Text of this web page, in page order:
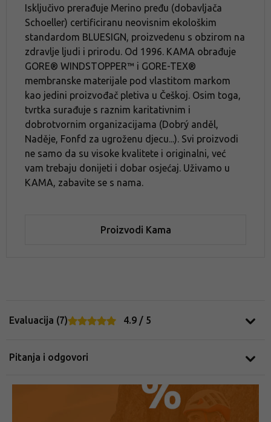
Isključivo prerađuje Merino pređu (dobavljača
Schoeller) certificiranu neovisnim ekološkim
standardom BLUESIGN, proizvedenu s obzirom na
zdravlje ljudi i prirodu. Od 1996. KAMA obrađuje
GORE® WINDSTOPPER™ i GORE-TEX®
membranske materijale pod vlastitom markom
kao jedini proizvođač pletiva u Češkoj. Osim toga,
tvrtka surađuje s raznim karitativnim i
dobrotvornim organizacijama (Dobrý anděl,
Naděje, Fonfd za ugroženu djecu...). Svi proizvodi
ne samo da su visoke kvalitete i originalni, već
vam trebaju donijeti i dobar osjećaj. Uživamo u
KAMA, zabavite se s nama.
Proizvodi Kama
Evaluacija (7) 4.9 / 5
Pitanja i odgovori